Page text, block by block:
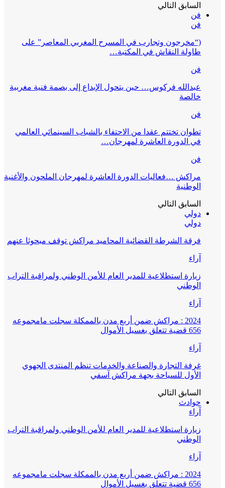
السابق التالي
فن
فن
(“مخرجون وتجارب في المسرح المغربي المعاصر” على
طاولة النقاش في المكتبة…
فن
عبدالله فركوس… حين يتحول الإبداع إلى بصمة فنية مغربية
خالصة
فن
تطوان تختتم عقدا من الاحتفاء بالشباب السينمائي العالمي
في الدورة العاشرة لمهرجان…
فن
مراكش …فعاليات الدورة العاشرة لمهرجان الملحون والأغنية
الوطنية
السابق التالي
دولي
دولي
فرقة الشرطة القضائية المحاميد مراكش توقف مبحوثا عنهم
آراء
زيارة استطلاعية للمدير العام للأمن الوطني ولمراقبة التراب
الوطني
آراء
2024 : مراكش ضمن أربع مدن بالممكلة سجلت مامجموعه
656 قضية تتعلق بغسيل الأموال
آراء
غرفة التجارة والصناعة والخدمات تنظم المنتدى الجهوي
الأول للسياحة بجهة مراكش آسفي
السابق التالي
حوادث
آراء
زيارة استطلاعية للمدير العام للأمن الوطني ولمراقبة التراب
الوطني
آراء
2024 : مراكش ضمن أربع مدن بالممكلة سجلت مامجموعه
656 قضية تتعلق بغسيل الأموال